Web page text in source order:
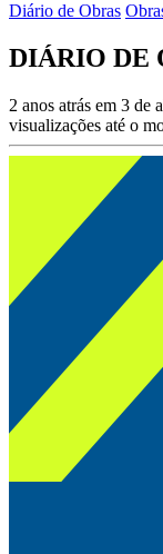
Diário de Obras
DIÁRIO DE
2 anos atrás em 3 de
visualizações até o